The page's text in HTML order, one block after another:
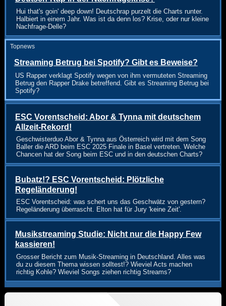
Hui that's goin' deep down! Deutschrap purzelt die Charts runter.
Halbiert in einem Jahr. Was ist da denn los? Krise, oder nur kleine
Nachfrage-Delle?
Topnews
Streaming Betrug bei Spotify? Gibt es Beweise?
US Rapper verklagt Spotify wegen von ihm vermuteten Streaming
Betrug den Rapper Drake betreffend. Gibt es Streaming Betrug bei
Spotify?
ESC Vorentscheid: Abor & Tynna mit deutschem
Allzeit-Rekord!
Geschwisterduo Abor & Tynna aus Österreich wird mit dem Song
Baller die ARD beim ESC 2025 Finale in Basel vertreten. Welche
Chancen hat der Song beim ESC und in den deutschen Charts?
Bubatz!? ESC Vorentscheid: Plötzliche
Regeländerung!
ESC Vorentscheid: was schert uns das Geschwätz von gestern?
Regeländerung überrascht. Elton hat für Jury 'keine Zeit'.
Musikstreaming Studie: Nicht nur die Happy Few
kassieren!
Grosser Bericht zum Musik-Streaming in Deutschland. Alles was
du zu diesem Thema wissen solltest!? Wieviel Acts machen
richtig Kohle? Wieviel Songs ziehen richtig Streams?